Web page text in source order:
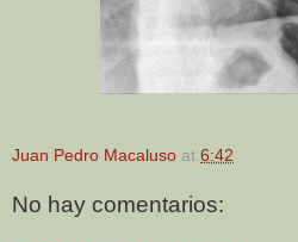
Juan Pedro Macaluso at 6:42
No hay comentarios: